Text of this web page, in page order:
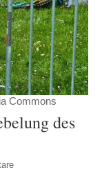
Commons
des